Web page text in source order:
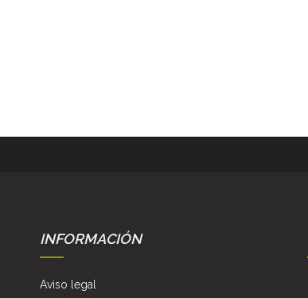
INFORMACIÓN
Aviso legal